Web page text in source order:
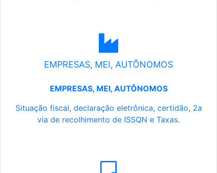
EMPRESAS, MEI, AUTÔNOMOS
EMPRESAS, MEI, AUTÔNOMOS
Situação fiscal, declaração eletrônica, certidão, 2a
via de recolhimento de ISSQN e Taxas.